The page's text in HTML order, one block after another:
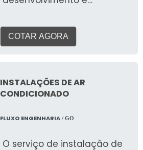
ambientes empresariais.
Abrange desde a análise da
(VRF, Splitão, Chiller),
instalação da infraestrutura
elétrica), montagem e
vantagens são a garantia
COTAR AGORA
INSTALAÇÕES DE AR
CONDICIONADO
FLUXO ENGENHARIA/ GO
O serviço de instalação de